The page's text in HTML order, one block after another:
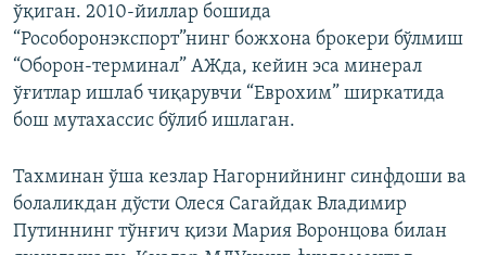
ўқиган. 2010-йиллар бошида
“Рособоронэкспорт”нинг божхона брокери бўлмиш
“Оборон-терминал” АЖда, кейин эса минерал
ўғитлар ишлаб чиқарувчи “Еврохим” ширкатида
бош мутахассис бўлиб ишлаган.
Тахминан ўша кезлар Нагорнийнинг синфдоши ва
болаликдан дўсти Олеся Сагайдак Владимир
Путиннинг тўнғич қизи Мария Воронцова билан